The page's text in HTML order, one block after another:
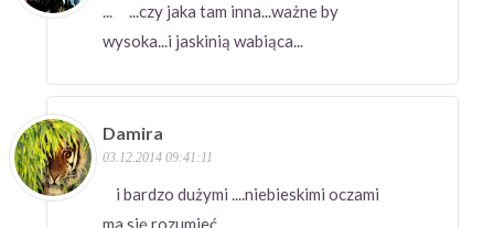
... ...czy jaka tam inna...ważne by
wysoka...i jaskinią wabiąca...
Damira
03.12.2014 09:41:11
i bardzo dużymi ....niebieskimi oczami